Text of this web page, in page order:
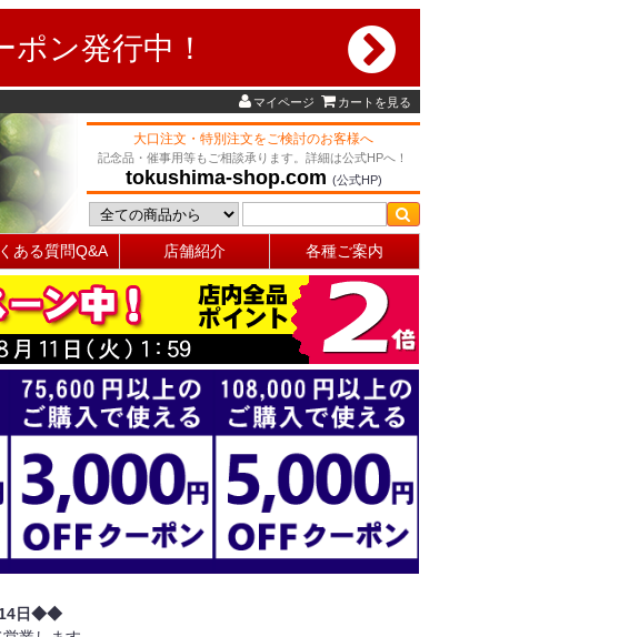
ン発行中！
マイページ カートを見る
大口注文・特別注文をご検討のお客様へ
記念品・催事用等もご相談承ります。詳細は公式HPへ！
tokushima-shop.com (公式HP)
ある質問Q&A 店舗紹介 各種ご案内
14日◆◆